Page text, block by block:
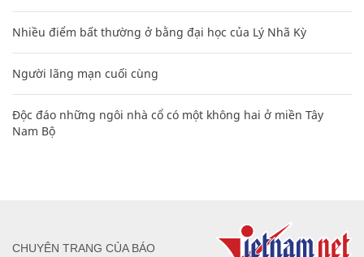
Nhiều điểm bất thường ở bằng đại học của Lý Nhã Kỳ
Người lãng mạn cuối cùng
Độc đáo những ngôi nhà cổ có một không hai ở miền Tây
Nam Bộ
CHUYÊN TRANG CỦA BÁO